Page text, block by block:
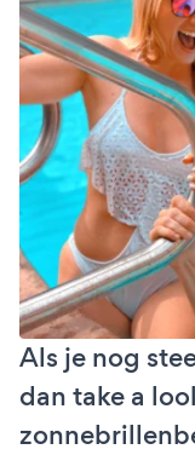
Als je nog
dan take a